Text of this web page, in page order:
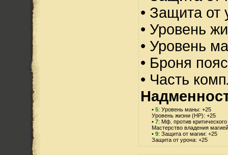
• Защита от
• Уровень
• Уровень
• Броня
• Часть
• 5: Уровень маны: +25
Уровень жизни (HP): +25
• 7: Мф. против
Мастерство владения
• 9: Защита от магии: +25
Защита от урона: +25